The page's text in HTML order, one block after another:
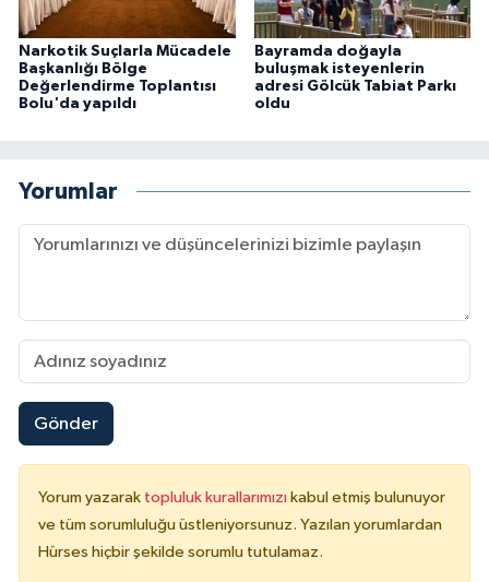
Narkotik Suçlarla Mücadele
Başkanlığı Bölge
Değerlendirme Toplantısı
Bolu'da yapıldı
Bayramda doğayla
buluşmak isteyenlerin
adresi Gölcük Tabiat Parkı
oldu
Yorumlar
Gönder
Yorum yazarak topluluk kurallarımızı kabul etmiş bulunuyor
ve tüm sorumluluğu üstleniyorsunuz. Yazılan yorumlardan
Hürses hiçbir şekilde sorumlu tutulamaz.